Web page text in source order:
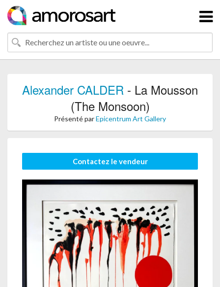
Alexander CALDER - La Mousson
(The Monsoon)
Présenté parEpicentrum Art Gallery
Contactez le vendeur